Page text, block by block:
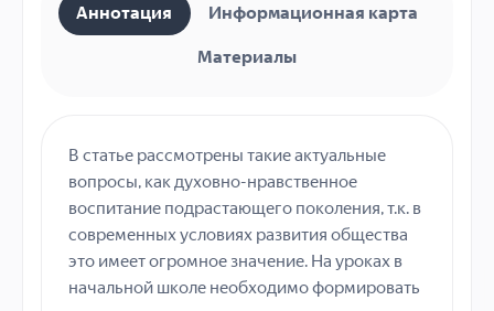
Аннотация Информационная карта
Материалы
В статье рассмотрены такие актуальные
вопросы, как духовно-нравственное
воспитание подрастающего поколения, т.к. в
современных условиях развития общества
это имеет огромное значение. На уроках в
начальной школе необходимо формировать